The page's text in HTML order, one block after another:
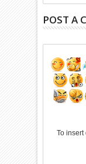
POST A
To insert